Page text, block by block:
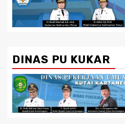
DINAS PU KUKAR